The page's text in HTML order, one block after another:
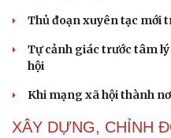
điệu xuyên tạc
hội